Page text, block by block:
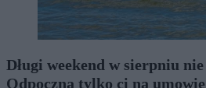
Długi weekend w sierpniu
Odpoczną tylko ci na